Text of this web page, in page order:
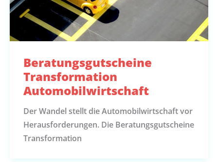
Beratungsgutscheine
Transformation
Automobilwirtschaft
Der Wandel stellt die Automobilwirtschaft vor
Herausforderungen. Die Beratungsgutscheine
Transformation